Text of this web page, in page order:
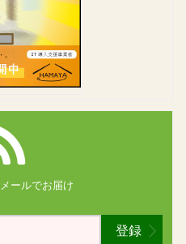
メールでお届け
登録